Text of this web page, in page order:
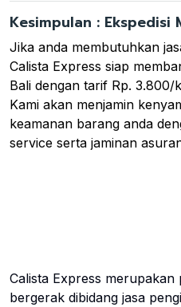
Kesimpulan : Ekspedisi
Jika anda membutuhkan
Calista Express siap
Bali dengan tarif Rp. 3.800/
Kami akan menjamin
keamanan barang anda
service serta jaminan
Calista Express merupakan
bergerak dibidang jasa